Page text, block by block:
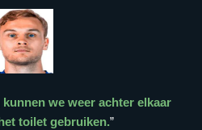
we weer achter elkaar
toilet gebruiken.”